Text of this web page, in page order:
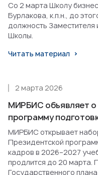
Со 2 марта Школу
Бурлакова, к.п.н., до
должность Заместителя
Школы.
Читать материал
МИРБИС объявляет
программу
2 марта 2026
МИРБИС открывает
Президентской
кадров в 2026–2027
продлится до 20 марта.
Государственного